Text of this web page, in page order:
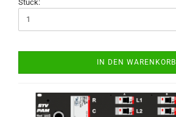
Stück:
IN DEN WARENKORB